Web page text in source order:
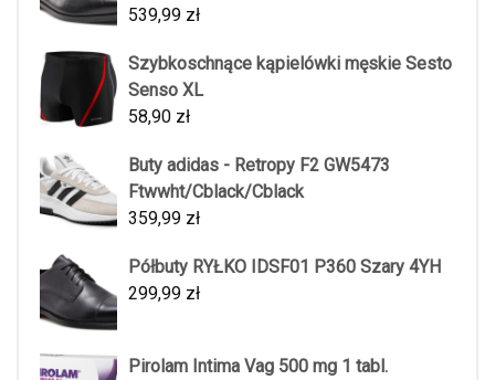
539,99 zł
Szybkoschnące kąpielówki męskie Sesto
Senso XL
58,90 zł
Buty adidas - Retropy F2 GW5473
Ftwwht/Cblack/Cblack
359,99 zł
Półbuty RYŁKO IDSF01 P360 Szary 4YH
299,99 zł
Pirolam Intima Vag 500 mg 1 tabl.